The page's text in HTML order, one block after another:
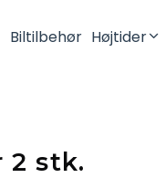
Biltilbehør Højtider
2 stk.